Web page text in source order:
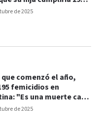
de 2025
de 2025
que comenzó el año,
femicidios en
"Es una muerte cada